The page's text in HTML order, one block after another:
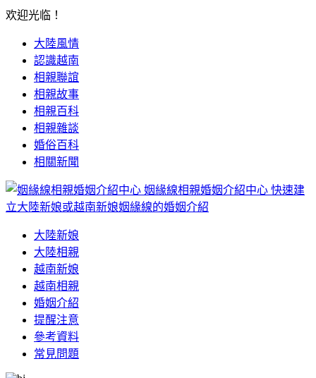
欢迎光临！
大陸風情
認識越南
相親聯誼
相親故事
相親百科
相親雜談
婚俗百科
相關新聞
姻緣線相親婚姻介紹中心 快速建
立大陸新娘或越南新娘姻緣線的婚姻介紹
大陸新娘
大陸相親
越南新娘
越南相親
婚姻介紹
提醒注意
參考資料
常見問題